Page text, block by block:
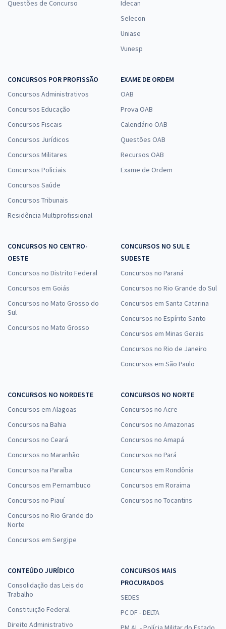
Questões de Concurso
Idecan
Selecon
Uniase
Vunesp
CONCURSOS POR PROFISSÃO
Concursos Administrativos
Concursos Educação
Concursos Fiscais
Concursos Jurídicos
Concursos Militares
Concursos Policiais
Concursos Saúde
Concursos Tribunais
Residência Multiprofissional
EXAME DE ORDEM
OAB
Prova OAB
Calendário OAB
Questões OAB
Recursos OAB
Exame de Ordem
CONCURSOS NO CENTRO-
OESTE
Concursos no Distrito Federal
Concursos em Goiás
Concursos no Mato Grosso do
Sul
Concursos no Mato Grosso
CONCURSOS NO SUL E
SUDESTE
Concursos no Paraná
Concursos no Rio Grande do Sul
Concursos em Santa Catarina
Concursos no Espírito Santo
Concursos em Minas Gerais
Concursos no Rio de Janeiro
Concursos em São Paulo
CONCURSOS NO NORDESTE
Concursos em Alagoas
Concursos na Bahia
Concursos no Ceará
Concursos no Maranhão
Concursos na Paraíba
Concursos em Pernambuco
Concursos no Piauí
Concursos no Rio Grande do
Norte
Concursos em Sergipe
CONCURSOS NO NORTE
Concursos no Acre
Concursos no Amazonas
Concursos no Amapá
Concursos no Pará
Concursos em Rondônia
Concursos em Roraima
Concursos no Tocantins
CONTEÚDO JURÍDICO
Consolidação das Leis do
Trabalho
Constituição Federal
Direito Administrativo
CONCURSOS MAIS
PROCURADOS
SEDES
PC DF - DELTA